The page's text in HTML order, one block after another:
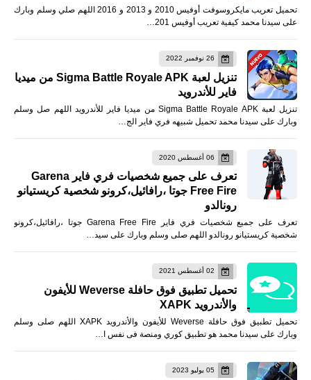
تحميل تعريب مايكروسوفت أوفيس 2010 و 2013 و 2016 اللهم صلي وسلم وبارك
على سيدنا محمد كيفية تعريب أوفيس 201…
26 نوفمبر 2022
تنزيل لعبة Sigma Battle Royale APK من ميديا
فاير للأندرويد
تنزيل لعبة Sigma Battle Royale APK من ميديا فاير للأندرويد اللهم صل وسلم
وبارك على سيدنا محمد تحميل شبيهه فري فاير الج…
06 أغسطس 2020
تعرف على جميع شخصيات فري فاير Garena
Free Fire جوتا ،رافائيل،كرونو شخصية كريستيانو
رونالدو
تعرف على جميع شخصيات فري فاير Garena Free Fire جوتا ،رافائيل،كرونو
شخصية كريستيانو رونالدو اللهم صلى وسلم وبارك على سيد…
02 أغسطس 2021
تحميل تطبيق فوق حافلة Weverse للأيفون
والأندرويد XAPK
تحميل تطبيق فوق حافلة Weverse للأيفون والأندرويد XAPK اللهم صلى وسلم
وبارك على سيدنا محمد هو تطبيق كوري ومنصة فى نفس ا…
05 يوليو 2023